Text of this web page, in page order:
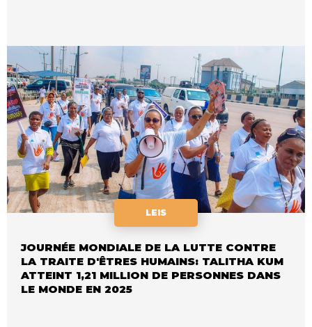
LEIS
JOURNÉE MONDIALE DE LA LUTTE CONTRE
LA TRAITE D'ÊTRES HUMAINS: TALITHA KUM
ATTEINT 1,21 MILLION DE PERSONNES DANS
LE MONDE EN 2025